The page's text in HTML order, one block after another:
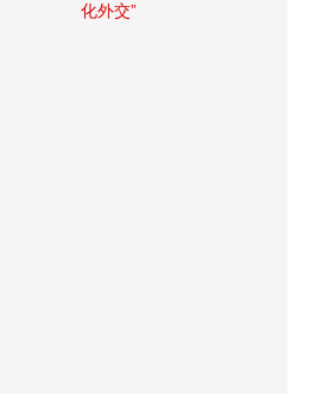
化外交”